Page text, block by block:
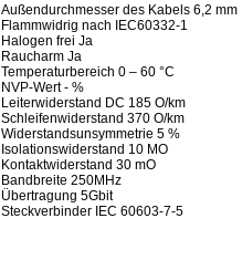
Außendurchmesser des Kabels 6,2 mm
Flammwidrig nach IEC60332-1
Halogen frei Ja
Raucharm Ja
Temperaturbereich 0 – 60 °C
NVP-Wert - %
Leiterwiderstand DC 185 O/km
Schleifenwiderstand 370 O/km
Widerstandsunsymmetrie 5 %
Isolationswiderstand 10 MO
Kontaktwiderstand 30 mO
Bandbreite 250MHz
Übertragung 5Gbit
Steckverbinder IEC 60603-7-5